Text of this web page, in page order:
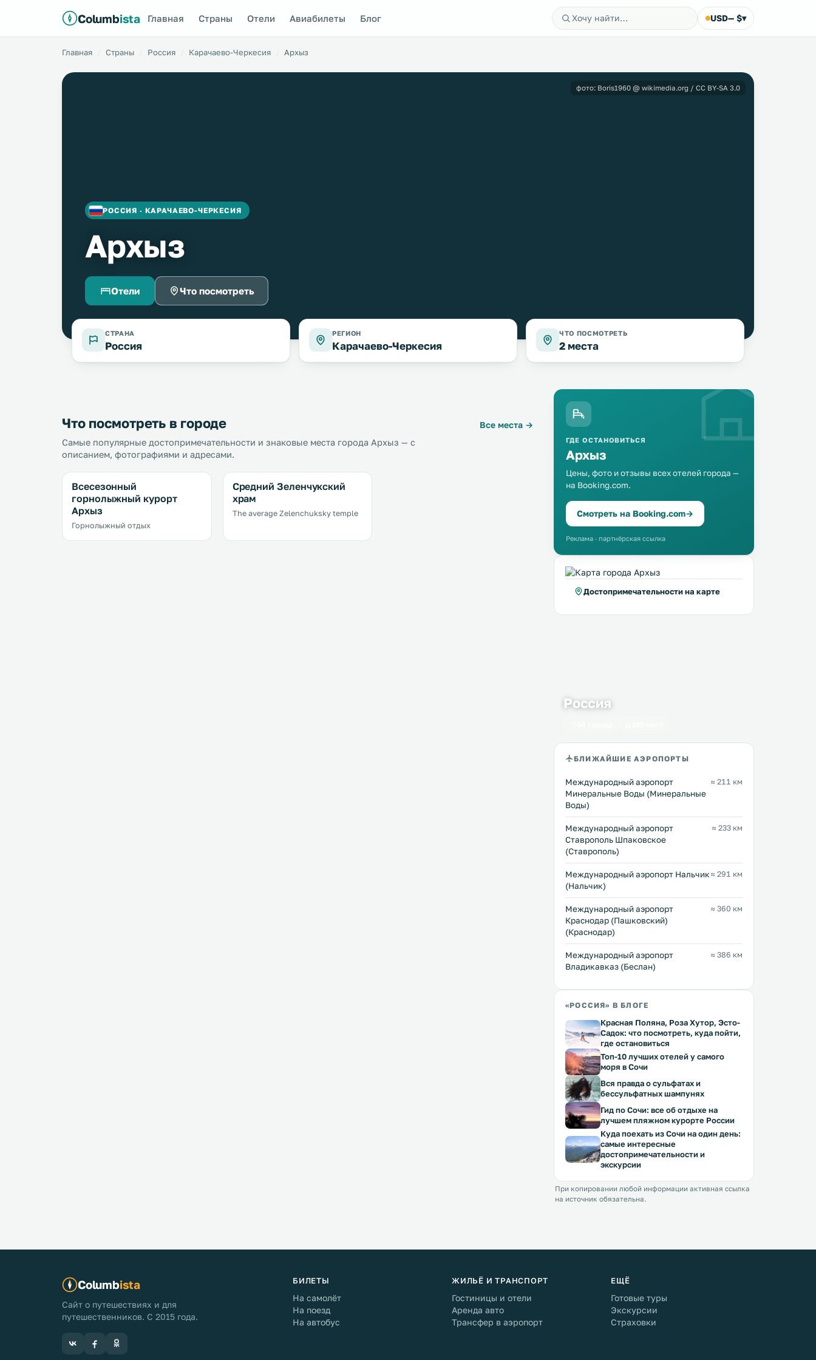
Columbista Главная Страны Отели Авиабилеты Блог USD— $▾
Главная Страны Россия Карачаево-Черкесия Архыз
РОССИЯ · КАРАЧАЕВО-ЧЕРКЕСИЯ
Архыз
Отели Что посмотреть
фото: Boris1960 @ wikimedia.org / CC BY-SA 3.0
СТРАНА
Россия
РЕГИОН
Карачаево-Черкесия
ЧТО ПОСМОТРЕТЬ
2 места
Что посмотреть в городе
Все места →
Самые популярные достопримечательности и знаковые места города Архыз — с
описанием, фотографиями и адресами.
Всесезонный
горнолыжный курорт
Архыз
Горнолыжный отдых
Средний Зеленчукский
храм
The average Zelenchuksky temple
ГДЕ ОСТАНОВИТЬСЯ
Архыз
Цены, фото и отзывы всех отелей города —
на Booking.com.
Смотреть на Booking.com→
Реклама · партнёрская ссылка
Достопримечательности на карте
Россия
БЛИЖАЙШИЕ АЭРОПОРТЫ
Международный аэропорт
Минеральные Воды (Минеральные
Воды)
≈ 211 км
Международный аэропорт
Ставрополь Шпаковское
(Ставрополь)
≈ 233 км
Международный аэропорт Нальчик
(Нальчик)
≈ 291 км
Международный аэропорт
Краснодар (Пашковский)
(Краснодар)
≈ 360 км
Международный аэропорт
Владикавказ (Беслан)
≈ 386 км
«РОССИЯ» В БЛОГЕ
Красная Поляна, Роза Хутор, Эсто-
Садок: что посмотреть, куда пойти,
где остановиться
Топ-10 лучших отелей у самого
моря в Сочи
Вся правда о сульфатах и
бессульфатных шампунях
Гид по Сочи: все об отдыхе на
лучшем пляжном курорте России
Куда поехать из Сочи на один день:
самые интересные
достопримечательности и
экскурсии
При копировании любой информации активная ссылка
на источник обязательна.
Columbista
Сайт о путешествиях и для
путешественников. С 2015 года.
БИЛЕТЫ
На самолёт
На поезд
На автобус
ЖИЛЬЁ И ТРАНСПОРТ
Гостиницы и отели
Аренда авто
Трансфер в аэропорт
ЕЩЁ
Готовые туры
Экскурсии
Страховки